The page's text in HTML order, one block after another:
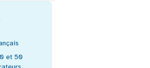
et 50